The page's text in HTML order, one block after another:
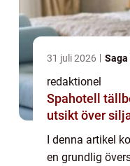
31 juli 2026 Saga
redaktionel
Spahotell tällberg
utsikt över
I denna artikel
en grundlig